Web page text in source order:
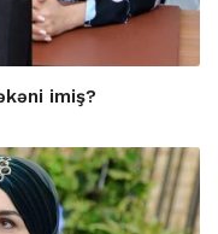
imiş?